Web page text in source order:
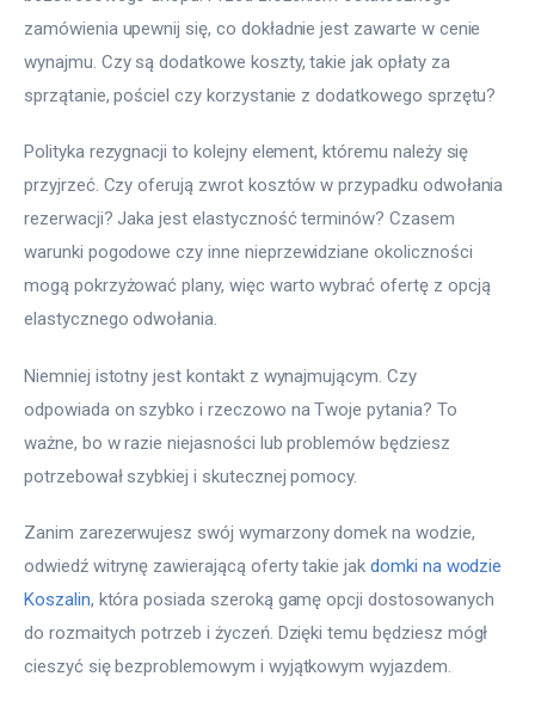
zamówienia upewnij się, co dokładnie jest zawarte w cenie
wynajmu. Czy są dodatkowe koszty, takie jak opłaty za
sprzątanie, pościel czy korzystanie z dodatkowego sprzętu?
Polityka rezygnacji to kolejny element, któremu należy się
przyjrzeć. Czy oferują zwrot kosztów w przypadku odwołania
rezerwacji? Jaka jest elastyczność terminów? Czasem
warunki pogodowe czy inne nieprzewidziane okoliczności
mogą pokrzyżować plany, więc warto wybrać ofertę z opcją
elastycznego odwołania.
Niemniej istotny jest kontakt z wynajmującym. Czy
odpowiada on szybko i rzeczowo na Twoje pytania? To
ważne, bo w razie niejasności lub problemów będziesz
potrzebował szybkiej i skutecznej pomocy.
Zanim zarezerwujesz swój wymarzony domek na wodzie,
odwiedź witrynę zawierającą oferty takie jak domki na wodzie
Koszalin, która posiada szeroką gamę opcji dostosowanych
do rozmaitych potrzeb i życzeń. Dzięki temu będziesz mógł
cieszyć się bezproblemowym i wyjątkowym wyjazdem.